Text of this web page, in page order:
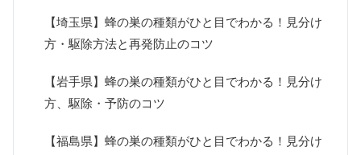
【埼玉県】蜂の巣の種類がひと目でわかる！見分け
方・駆除方法と再発防止のコツ
【岩手県】蜂の巣の種類がひと目でわかる！見分け
方、駆除・予防のコツ
【福島県】蜂の巣の種類がひと目でわかる！見分け